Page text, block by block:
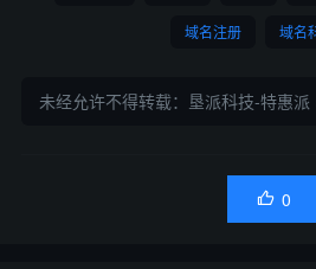
域名注册 域名
未经允许不得转载： 垦派科技-特惠派
 0